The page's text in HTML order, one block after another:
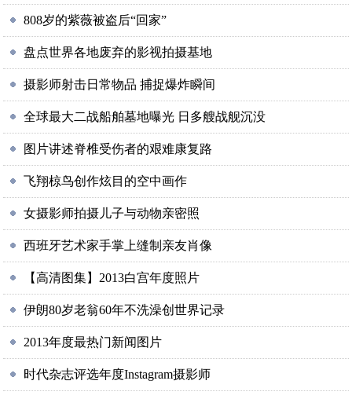
808岁的紫薇被盗后“回家”
盘点世界各地废弃的影视拍摄基地
摄影师射击日常物品 捕捉爆炸瞬间
全球最大二战船舶墓地曝光 日多艘战舰沉没
图片讲述脊椎受伤者的艰难康复路
飞翔椋鸟创作炫目的空中画作
女摄影师拍摄儿子与动物亲密照
西班牙艺术家手掌上缝制亲友肖像
【高清图集】2013白宫年度照片
伊朗80岁老翁60年不洗澡创世界记录
2013年度最热门新闻图片
时代杂志评选年度Instagram摄影师